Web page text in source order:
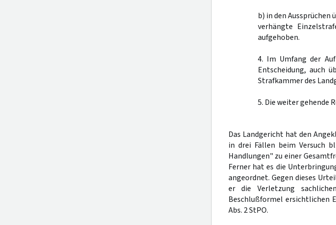
b) in den Aussprüchen
verhängte
aufgehoben.
4. Im Umfang der
Entscheidung, auch
Strafkammer des
5. Die weiter gehende
Das Landgericht hat den
in drei Fällen beim Versuch
Handlungen" zu einer
Ferner hat es die
angeordnet. Gegen dieses
er die Verletzung
Beschlußformel ersichtlichen
Abs. 2 StPO.